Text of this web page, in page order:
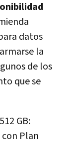
datos
la
de los
que se
GB:
con Plan